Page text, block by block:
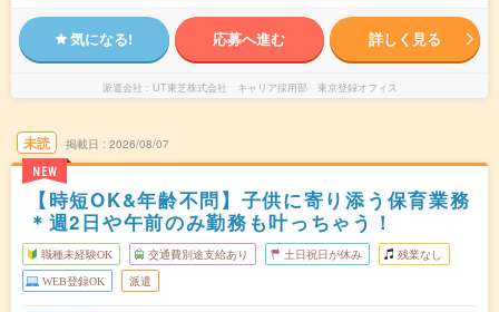
気になる! 応募へ進む 詳しく見る
派遣会社 UT東芝株式会社 キャリア採用部 東京登録オフィス
未読
NEW
掲載日 2026/08/07
【時短OK&年齢不問】子供に寄り添う保育業務
＊週2日や午前のみ勤務も叶っちゃう！
職種未経験OK 交通費別途支給あり 土日祝日が休み 残業なし
WEB登録OK 派遣